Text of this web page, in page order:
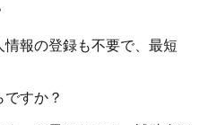
報の登録も不要で、最短
すか？